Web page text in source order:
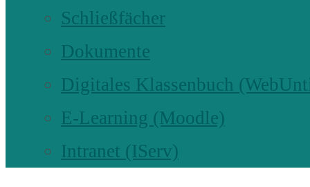
Schließfächer
Dokumente
Digitales Klassenbuch
E-Learning (Moodle)
Intranet (IServ)